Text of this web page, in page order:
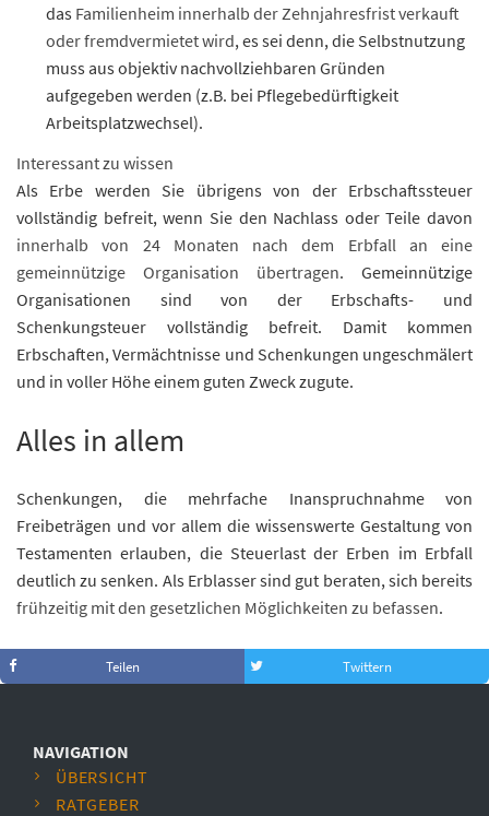
das Familienheim innerhalb der Zehnjahresfrist verkauft
oder fremdvermietet wird, es sei denn, die Selbstnutzung
muss aus objektiv nachvollziehbaren Gründen
aufgegeben werden (z.B. bei Pflegebedürftigkeit
Arbeitsplatzwechsel).
Interessant zu wissen
Als Erbe werden Sie übrigens von der Erbschaftssteuer
vollständig befreit, wenn Sie den Nachlass oder Teile davon
innerhalb von 24 Monaten nach dem Erbfall an eine
gemeinnützige Organisation übertragen. Gemeinnützige
Organisationen sind von der Erbschafts- und
Schenkungsteuer vollständig befreit. Damit kommen
Erbschaften, Vermächtnisse und Schenkungen ungeschmälert
und in voller Höhe einem guten Zweck zugute.
Alles in allem
Schenkungen, die mehrfache Inanspruchnahme von
Freibeträgen und vor allem die wissenswerte Gestaltung von
Testamenten erlauben, die Steuerlast der Erben im Erbfall
deutlich zu senken. Als Erblasser sind gut beraten, sich bereits
frühzeitig mit den gesetzlichen Möglichkeiten zu befassen.
Teilen Twittern
NAVIGATION
ÜBERSICHT
RATGEBER